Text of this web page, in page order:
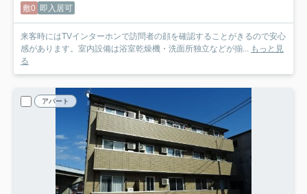
敷0 即入居可
来客時にはTVインターホンで訪問者の顔を確認することがきるので安心
感があります。室内設備は浴室乾燥機・洗面所独立などが揃... もっと見
る
アパート